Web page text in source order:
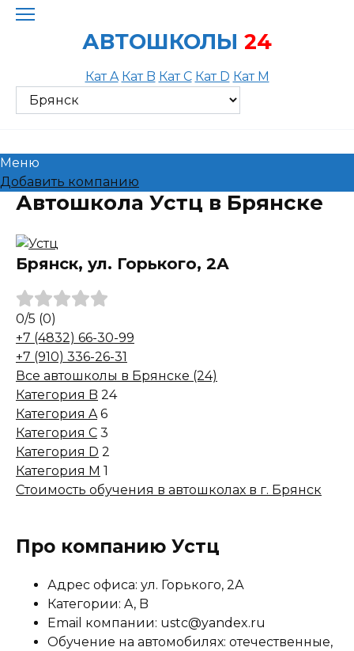
Skip
АВТОШКОЛЫ 24
Кат A Кат B Кат C Кат D Кат M
Меню
Добавить компанию
Автошкола Устц в Брянске
Брянск, ул. Горького, 2А
0/5 (0)
+7 (4832) 66-30-99
+7 (910) 336-26-31
Все автошколы в Брянске (24)
Категория B 24
Категория A 6
Категория C 3
Категория D 2
Категория M 1
Стоимость обучения в автошколах в г. Брянск
Про компанию Устц
Адрес офиса: ул. Горького, 2А
Категории: A, B
Email компании: ustc@yandex.ru
Обучение на автомобилях: отечественные,